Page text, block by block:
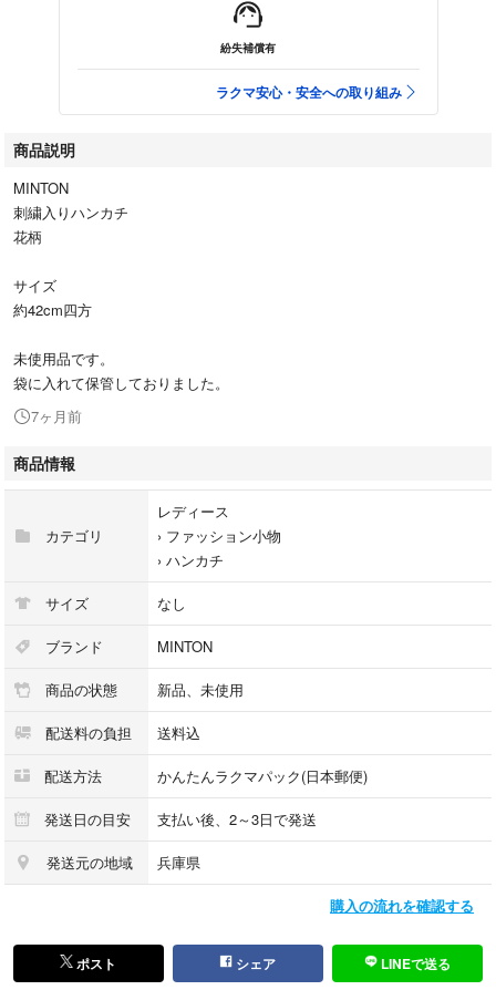
紛失補償有
ラクマ安心・安全への取り組み
商品説明
MINTON
刺繍入りハンカチ
花柄
サイズ
約42cm四方
未使用品です。
袋に入れて保管しておりました。
7ヶ月前
商品情報
カテゴリ
レディース
› ファッション小物
› ハンカチ
サイズ なし
ブランド MINTON
商品の状態 新品、未使用
配送料の負担 送料込
配送方法 かんたんラクマパック(日本郵便)
発送日の目安 支払い後、2～3日で発送
発送元の地域 兵庫県
購入の流れを確認する
ポスト シェア LINEで送る